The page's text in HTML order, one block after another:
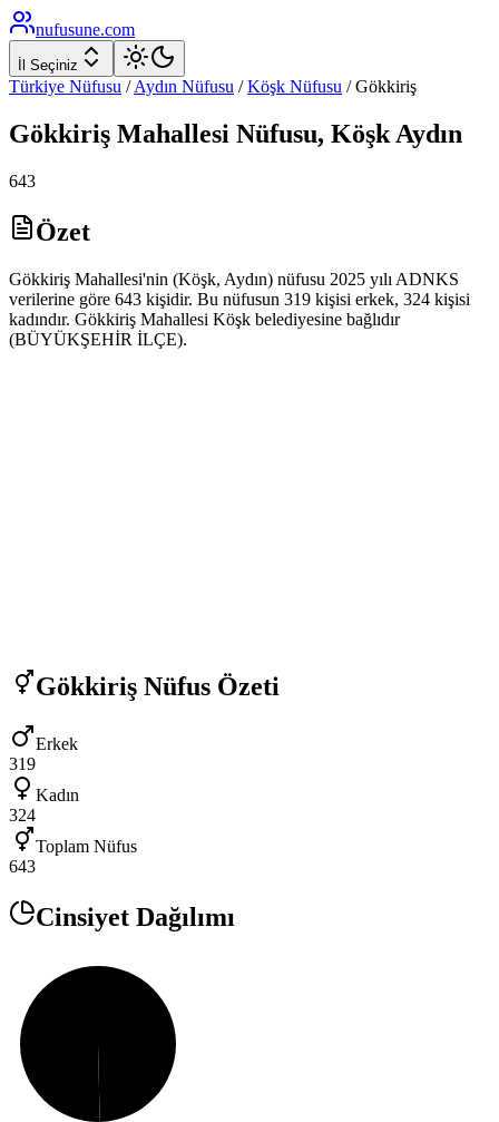
nufusune.com
İl Seçiniz
Türkiye Nüfusu / Aydın Nüfusu / Köşk Nüfusu /Gökkiriş
Gökkiriş Mahallesi Nüfusu, Köşk Aydın
643
Özet
Gökkiriş Mahallesi'nin (Köşk, Aydın) nüfusu 2025 yılı ADNKS
verilerine göre 643 kişidir. Bu nüfusun 319 kişisi erkek, 324 kişisi
kadındır. Gökkiriş Mahallesi Köşk belediyesine bağlıdır
(BÜYÜKŞEHİR İLÇE).
Gökkiriş Nüfus Özeti
Erkek
319
Kadın
324
Toplam Nüfus
643
Cinsiyet Dağılımı